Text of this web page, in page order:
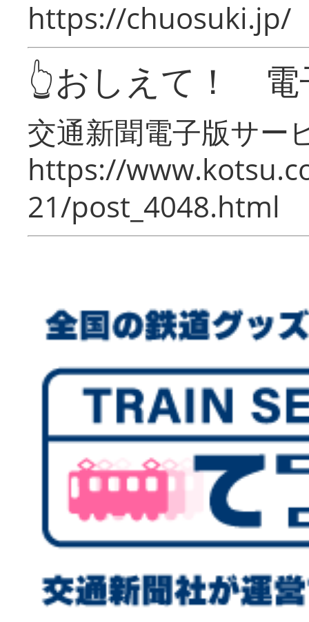
https://chuosuki.jp/
👆おしえて！ 電
交通新聞電子版サー
https://
21/post_4048.html